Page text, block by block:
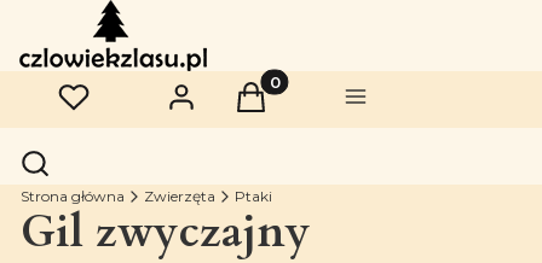
Ulubione Zaloguj sięProdukty w koszyku: 0.
Koszyk Menu
Otwórz wyszukiwarkę
Szukaj
Strona główna Zwierzęta Ptaki
Gil zwyczajny